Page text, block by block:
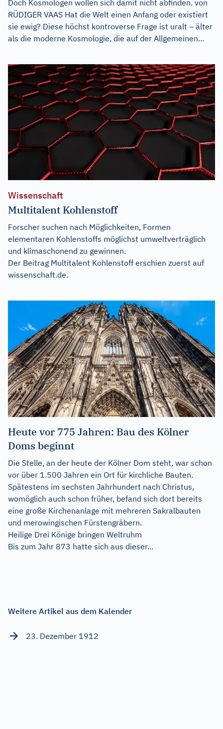
Doch Kosmologen wollen sich damit nicht abfinden. von
RÜDIGER VAAS Hat die Welt einen Anfang oder existiert
sie ewig? Diese höchst kontroverse Frage ist uralt – älter
als die moderne Kosmologie, die auf der Allgemeinen...
Wissenschaft
Multitalent Kohlenstoff
Forscher suchen nach Möglichkeiten, Formen
elementaren Kohlenstoffs möglichst umweltverträglich
und klimaschonend zu gewinnen.
Der Beitrag Multitalent Kohlenstoff erschien zuerst auf
wissenschaft.de.
Heute vor 775 Jahren: Bau des Kölner
Doms beginnt
Die Stelle, an der heute der Kölner Dom steht, war schon
vor über 1.500 Jahren ein Ort für kirchliche Bauten.
Spätestens im sechsten Jahrhundert nach Christus,
womöglich auch schon früher, befand sich dort bereits
eine große Kirchenanlage mit mehreren Sakralbauten
und merowingischen Fürstengräbern.
Heilige Drei Könige bringen Weltruhm
Bis zum Jahr 873 hatte sich aus dieser...
Weitere Artikel aus dem Kalender
23. Dezember 1912